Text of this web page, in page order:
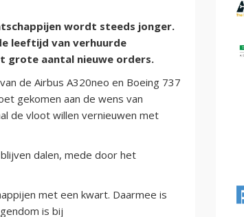
wordt steeds jonger.
leeftijd van verhuurde
grote aantal nieuwe orders.
de Airbus A320neo en Boeing 737
gekomen aan de wens van
de vloot willen vernieuwen met
dalen, mede door het
met een kwart. Daarmee is
is bij